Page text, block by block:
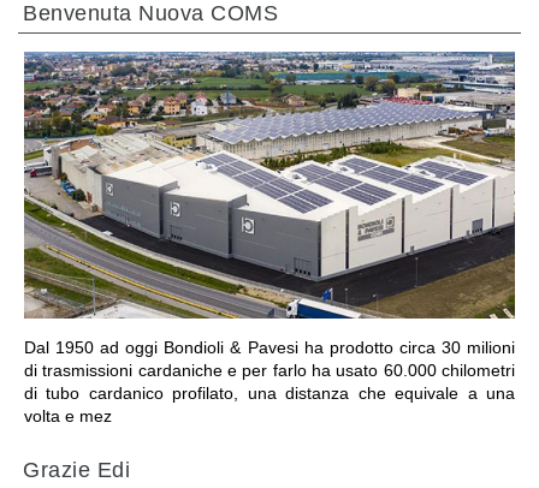
Benvenuta Nuova COMS
Dal 1950 ad oggi Bondioli & Pavesi ha prodotto circa 30 milioni
di trasmissioni cardaniche e per farlo ha usato 60.000 chilometri
di tubo cardanico profilato, una distanza che equivale a una
volta e mez
VAI ALLA SEZIONE
Grazie Edi